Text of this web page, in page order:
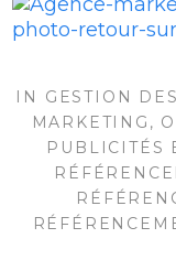
IN GESTION
MARKETING ,
PUBLICITÉS